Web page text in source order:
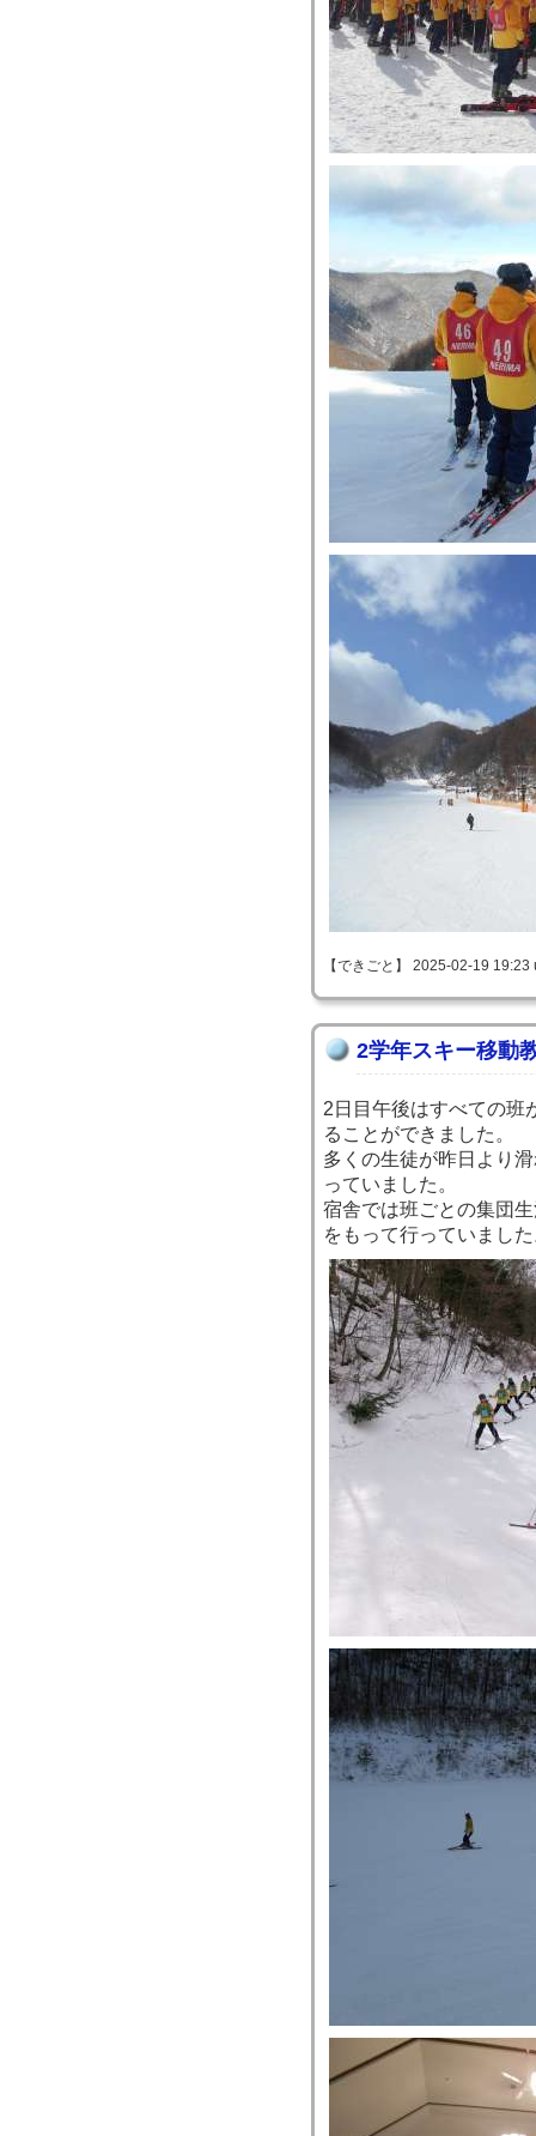
【できごと】 2025-02-19 19:23
2学年スキー移動
2日目午後はすべての班
ることができました。
多くの生徒が昨日より
っていました。
宿舎では班ごとの集団
をもって行っていまし